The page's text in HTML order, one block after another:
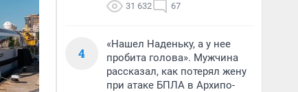
31 632 67
4
«Нашел Наденьку, а у нее
пробита голова». Мужчина
рассказал, как потерял жену
при атаке БПЛА в Архипо-